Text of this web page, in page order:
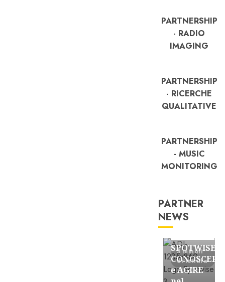
PARTNERSHIP
- RADIO
IMAGING
PARTNERSHIP
- RICERCHE
QUALITATIVE
PARTNERSHIP
- MUSIC
MONITORING
PARTNER
NEWS
3 minuti
di lettura
FREE
SPOTWISE:
CONOSCERE
e AGIRE